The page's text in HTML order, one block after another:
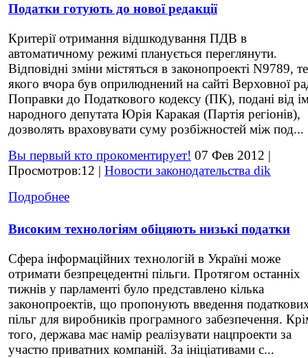
Податки готують до нової редакції
Критерії отримання відшкодування ПДВ в
автоматичному режимі планується переглянути.
Відповідні зміни містяться в законопроекті N9789,
якого вчора був оприлюднений на сайті Верховної
Поправки до Податкового кодексу (ПК), подані від
народного депутата Юрія Каракая (Партія регіонів),
дозволять враховувати суму розбіжностей між под...
Вы первый кто прокоментирует! 07 Фев 2012 |
Просмотров:12 | Новости законодательства dik
Подробнее
Високим технологіям обіцяють низькі податки
Сфера інформаційних технологій в Україні може
отримати безпрецедентні пільги. Протягом останніх
тижнів у парламенті було представлено кілька
законопроектів, що пропонують введення
пільг для виробників програмного забезпечення.
того, держава має намір реалізувати нацпроекти за
участю приватних компаній. За ініціативами с...